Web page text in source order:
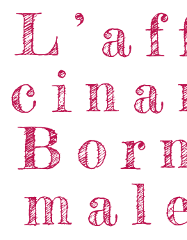
Storie Di Viaggio
Cibo Dal Mondo
Viaggia Con Noi
News & Tips
Contatti